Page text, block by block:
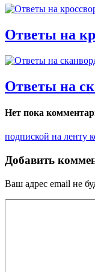
Ответы на
Ответы на
Нет пока
подпиской на ленту
Добавить
Ваш адрес email не